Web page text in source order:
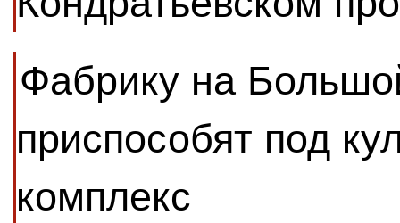
Фабрику на
приспособят под
комплекс